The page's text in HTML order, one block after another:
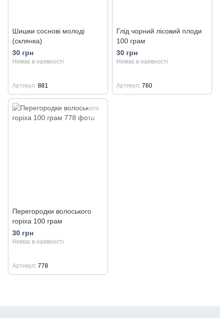
Шишки соснові молоді
(склянка)
30 грн
Немає в наявності
Артикул 881
Глід чорний лісовий плоди
100 грам
30 грн
Немає в наявності
Артикул 760
Перегородки волоського
горіха 100 грам
30 грн
Немає в наявності
Артикул 778